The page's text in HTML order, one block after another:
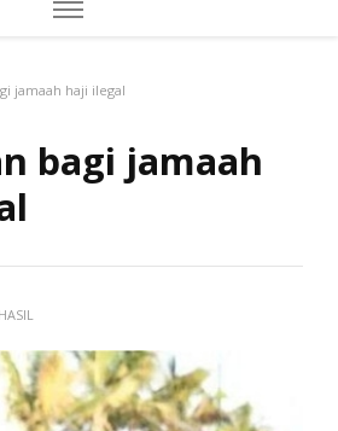
jamaah haji ilegal
bagi jamaah